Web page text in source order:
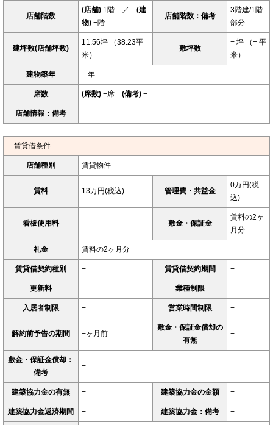
店舗階数
(店舗) 1階 ／ (建
物) −階
店舗階数：備考
3階建/1階
部分
建坪数(店舗坪数)
11.56坪 （38.23平
米）
敷坪数
− 坪 （− 平
米）
建物築年 − 年
席数 (席数) −席 (備考) −
店舗情報：備考 −
－賃貸借条件
店舗種別 賃貸物件
賃料 13万円(税込) 管理費・共益金
0万円(税
込)
看板使用料 − 敷金・保証金
賃料の2ヶ
月分
礼金 賃料の2ヶ月分
賃貸借契約種別 − 賃貸借契約期間 −
更新料 − 業種制限 −
入居者制限 − 営業時間制限 −
解約前予告の期間 −ヶ月前
敷金・保証金償却の
有無
−
敷金・保証金償却：
備考
−
建築協力金の有無 − 建築協力金の金額 −
建築協力金返済期間 − 建築協力金：備考 −